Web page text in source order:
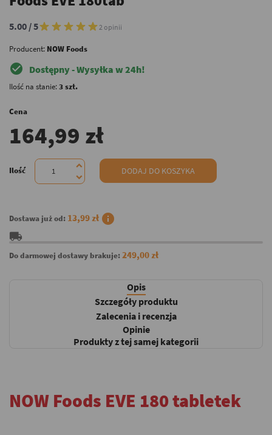
5.00 / 5 2 opinii
Producent: NOW Foods
check_circle Dostępny - Wysyłka w 24h!
Ilość na stanie:3 szt.
Cena
164,99 zł
Ilość DODAJ DO KOSZYKA
Dostawa już od: 13,99 zł info
local_shipping
Do darmowej dostawy brakuje:249,00 zł
Opis
Szczegóły produktu
Zalecenia i recenzja
Opinie
Produkty z tej samej kategorii
NOW Foods EVE 180 tabletek